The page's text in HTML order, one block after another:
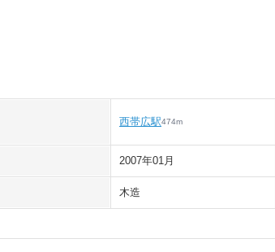
西帯広駅474m
2007年01月
木造